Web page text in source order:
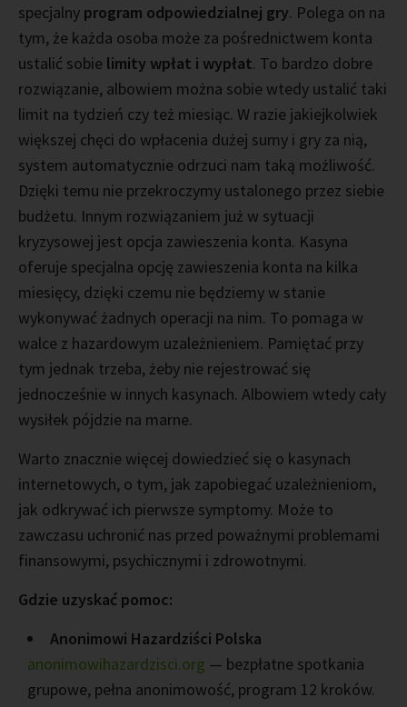
specjalny program odpowiedzialnej gry. Polega on na
tym, że każda osoba może za pośrednictwem konta
ustalić sobie limity wpłat i wypłat. To bardzo dobre
rozwiązanie, albowiem można sobie wtedy ustalić taki
limit na tydzień czy też miesiąc. W razie jakiejkolwiek
większej chęci do wpłacenia dużej sumy i gry za nią,
system automatycznie odrzuci nam taką możliwość.
Dzięki temu nie przekroczymy ustalonego przez siebie
budżetu. Innym rozwiązaniem już w sytuacji
kryzysowej jest opcja zawieszenia konta. Kasyna
oferuje specjalna opcję zawieszenia konta na kilka
miesięcy, dzięki czemu nie będziemy w stanie
wykonywać żadnych operacji na nim. To pomaga w
walce z hazardowym uzależnieniem. Pamiętać przy
tym jednak trzeba, żeby nie rejestrować się
jednocześnie w innych kasynach. Albowiem wtedy cały
wysiłek pójdzie na marne.
Warto znacznie więcej dowiedzieć się o kasynach
internetowych, o tym, jak zapobiegać uzależnieniom,
jak odkrywać ich pierwsze symptomy. Może to
zawczasu uchronić nas przed poważnymi problemami
finansowymi, psychicznymi i zdrowotnymi.
Gdzie uzyskać pomoc:
Anonimowi Hazardziści Polska
anonimowihazardzisci.org — bezpłatne spotkania
grupowe, pełna anonimowość, program 12 kroków.